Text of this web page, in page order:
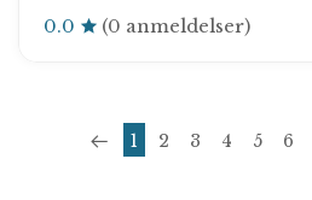
0.0 (0 anmeldelser)
1 2 3 4 5 6